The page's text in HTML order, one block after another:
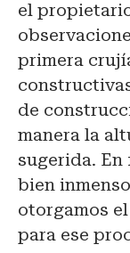
el
primera
de
manera la
sugerida.
bien
otorgamos
para ese